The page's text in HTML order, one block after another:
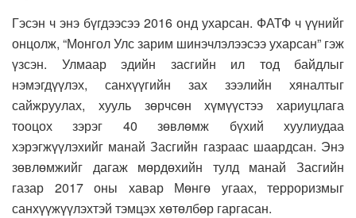
Гэсэн ч энэ бүгдээсээ 2016 онд ухарсан. ФАТФ ч үүнийг
онцолж, “Монгол Улс зарим шинэчлэлээсээ ухарсан” гэж
үзсэн. Улмаар эдийн засгийн ил тод байдлыг
нэмэгдүүлэх, санхүүгийн зах зээлийн хяналтыг
сайжруулах, хууль зөрчсөн хүмүүстээ хариуцлага
тооцох зэрэг 40 зөвлөмж бүхий хуулиудаа
хэрэгжүүлэхийг манай Засгийн газраас шаардсан. Энэ
зөвлөмжийг дагаж мөрдөхийн тулд манай Засгийн
газар 2017 оны хавар Мөнгө угаах, терроризмыг
санхүүжүүлэхтэй тэмцэх хөтөлбөр гаргасан.